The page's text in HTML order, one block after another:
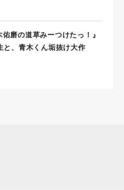
磨の道草みーつけたっ！』
と、青木くん垢抜け大作